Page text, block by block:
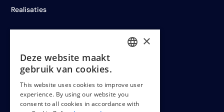
Realisaties
LEGAL
Cookiepolicy
×
Deze website maakt
gebruik van cookies.
This website uses cookies to improve user
experience. By using our website you
consent to all cookies in accordance with